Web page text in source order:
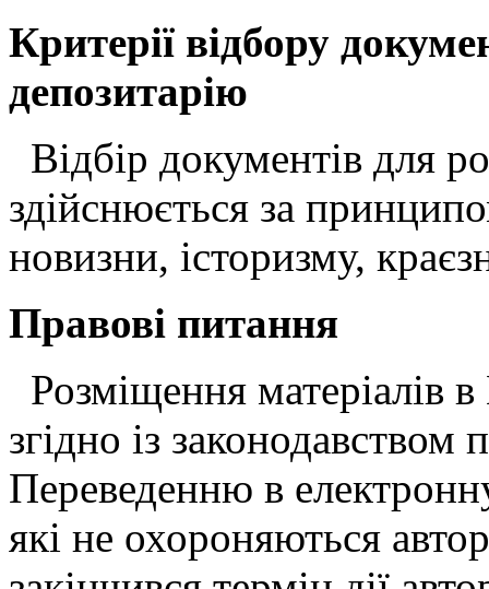
Критерії відбору
депозитарію
Відбір документів для
здійснюється за
новизни, історизму,
Правові питання
Розміщення матеріалів
згідно із законодавством
Переведенню в
які не охороняються